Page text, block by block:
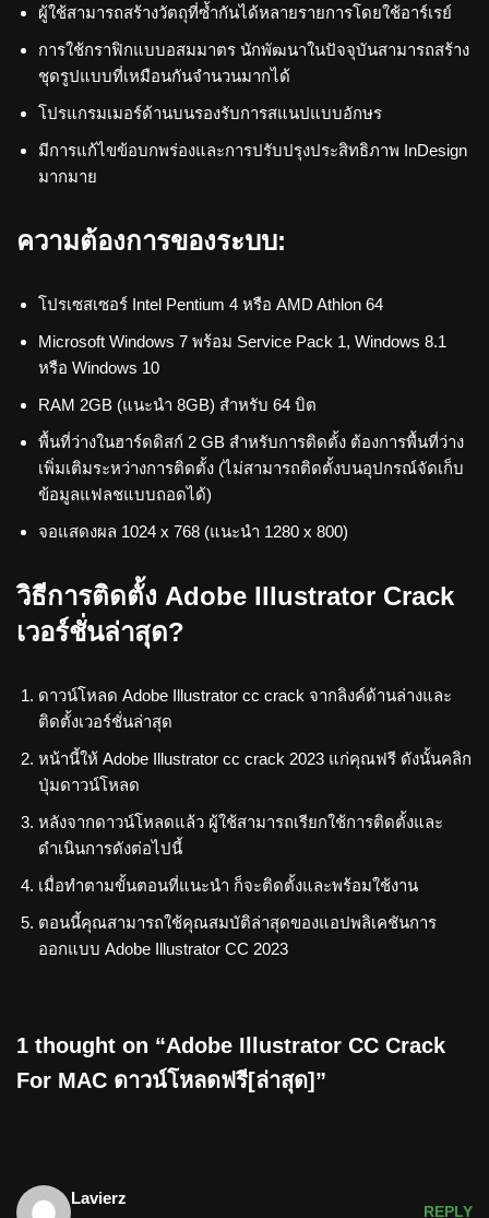
ผู้ใช้สามารถสร้างวัตถุที่ซ้ำกันได้หลายรายการโดยใช้อาร์เรย์
การใช้กราฟิกแบบอสมมาตร นักพัฒนาในปัจจุบันสามารถสร้าง
ชุดรูปแบบที่เหมือนกันจำนวนมากได้
โปรแกรมเมอร์ด้านบนรองรับการสแนปแบบอักษร
มีการแก้ไขข้อบกพร่องและการปรับปรุงประสิทธิภาพ InDesign
มากมาย
ความต้องการของระบบ:
โปรเซสเซอร์ Intel Pentium 4 หรือ AMD Athlon 64
Microsoft Windows 7 พร้อม Service Pack 1, Windows 8.1
หรือ Windows 10
RAM 2GB (แนะนำ 8GB) สำหรับ 64 บิต
พื้นที่ว่างในฮาร์ดดิสก์ 2 GB สำหรับการติดตั้ง ต้องการพื้นที่ว่าง
เพิ่มเติมระหว่างการติดตั้ง (ไม่สามารถติดตั้งบนอุปกรณ์จัดเก็บ
ข้อมูลแฟลชแบบถอดได้)
จอแสดงผล 1024 x 768 (แนะนำ 1280 x 800)
วิธีการติดตั้ง Adobe Illustrator Crack
เวอร์ชั่นล่าสุด?
ดาวน์โหลด Adobe Illustrator cc crack จากลิงค์ด้านล่างและ
ติดตั้งเวอร์ชั่นล่าสุด
หน้านี้ให้ Adobe Illustrator cc crack 2023 แก่คุณฟรี ดังนั้นคลิก
ปุ่มดาวน์โหลด
หลังจากดาวน์โหลดแล้ว ผู้ใช้สามารถเรียกใช้การติดตั้งและ
ดำเนินการดังต่อไปนี้
เมื่อทำตามขั้นตอนที่แนะนำ ก็จะติดตั้งและพร้อมใช้งาน
ตอนนี้คุณสามารถใช้คุณสมบัติล่าสุดของแอปพลิเคชันการ
ออกแบบ Adobe Illustrator CC 2023
1 thought on “Adobe Illustrator CC Crack
For MAC ดาวน์โหลดฟรี[ล่าสุด]”
Lavierz
REPLY